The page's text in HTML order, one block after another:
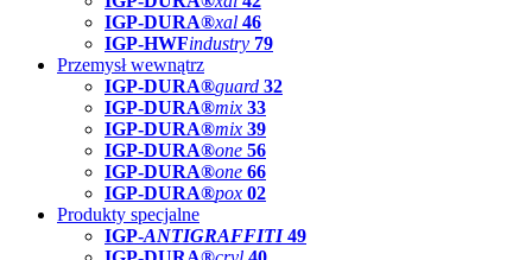
IGP-DURA®xal 46
IGP-HWFindustry 79
Przemysł wewnątrz
IGP-DURA®guard 32
IGP-DURA®mix 33
IGP-DURA®mix 39
IGP-DURA®one 56
IGP-DURA®one 66
IGP-DURA®pox 02
Produkty specjalne
IGP-ANTIGRAFFITI49